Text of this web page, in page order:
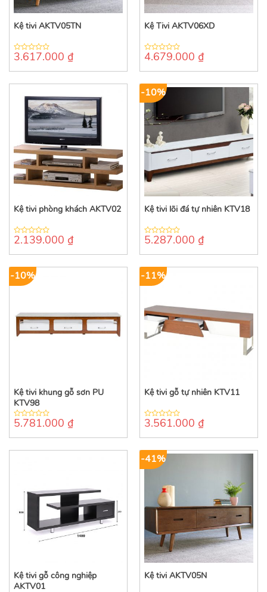
Kệ tivi AKTV05TN
0
of
3.617.000 ₫
Kệ Tivi AKTV06XD
0
of
4.679.000 ₫
Kệ tivi phòng khách AKTV02
0
of
2.139.000 ₫
-10%
Kệ tivi lõi đá tự nhiên KTV18
0
of
5.287.000 ₫
-10%
Kệ tivi khung gỗ sơn PU
KTV98
0
of
5.781.000 ₫
-11%
Kệ tivi gỗ tự nhiên KTV11
0
of
3.561.000 ₫
Kệ tivi gỗ công nghiệp
AKTV01
-41%
Kệ tivi AKTV05N